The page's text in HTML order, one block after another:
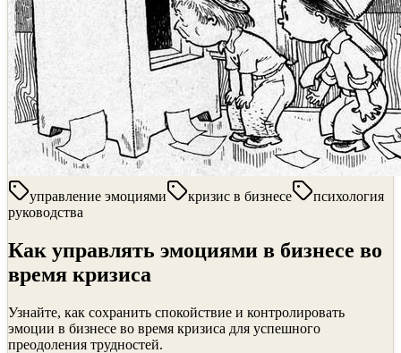
управление эмоциями кризис в бизнесе
психология
руководства
Как управлять эмоциями в бизнесе во
время кризиса
Узнайте, как сохранить спокойствие и контролировать
эмоции в бизнесе во время кризиса для успешного
преодоления трудностей.